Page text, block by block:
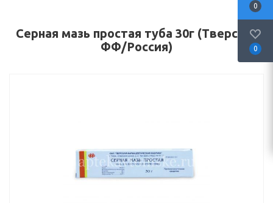
Серная мазь простая туба 30г (Тверская
ФФ/Россия)
0
0